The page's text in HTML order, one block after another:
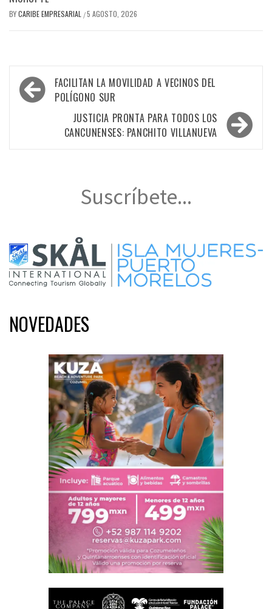
BYCARIBE EMPRESARIAL /5 AGOSTO, 2026
Navegación
de
entradas
FACILITAN LA MOVILIDAD A VECINOS DEL
POLÍGONO SUR
JUSTICIA PRONTA PARA TODOS LOS
CANCUNENSES: PANCHITO VILLANUEVA
Suscríbete...
NOVEDADES